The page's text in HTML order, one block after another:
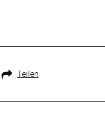
Teilen